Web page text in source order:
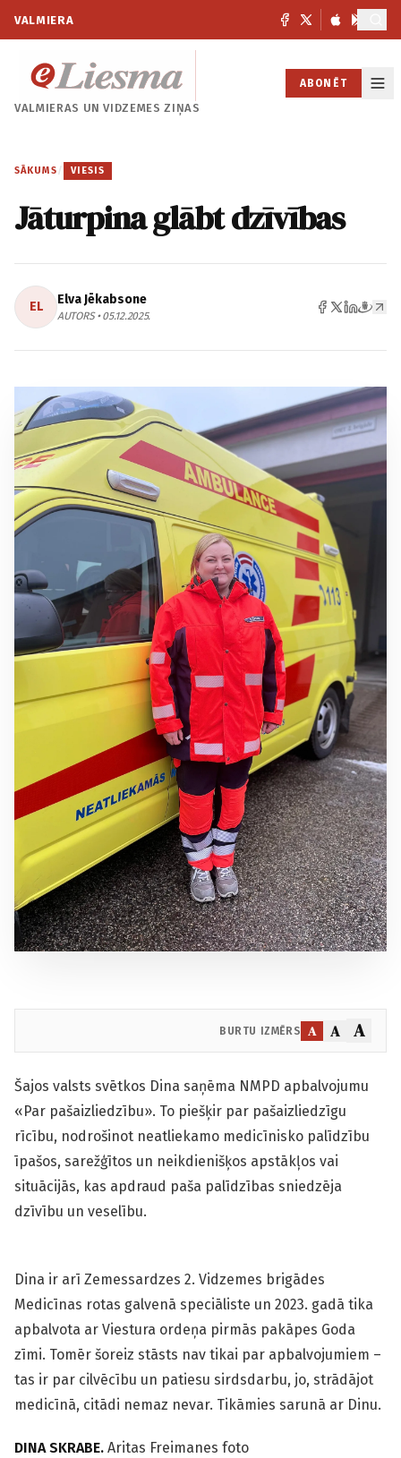
VALMIERA
VALMIERAS UNVIDZEMES ZIŅAS
ABONĒT
SĀKUMS / VIESIS
Jāturpina glābt dzīvības
EL Elva Jēkabsone
AUTORS • 05.12.2025.
BURTU IZMĒRS A A A
Šajos valsts svētkos Dina saņēma NMPD apbalvojumu
«Par pašaizliedzību». To piešķir par pašaizliedzīgu
rīcību, nodrošinot neatliekamo medicīnisko palīdzību
īpašos, sarežģītos un neikdienišķos apstākļos vai
situācijās, kas apdraud paša palīdzības sniedzēja
dzīvību un veselību.
Dina ir arī Zemessardzes 2. Vidzemes brigādes
Medicīnas rotas galvenā speciāliste un 2023. gadā tika
apbalvota ar Viestura ordeņa pirmās pakāpes Goda
zīmi. Tomēr šoreiz stāsts nav tikai par apbalvojumiem –
tas ir par cilvēcību un patiesu sirdsdarbu, jo, strādājot
medicīnā, citādi nemaz nevar. Tikāmies sarunā ar Dinu.
DINA SKRABE. Aritas Freimanes foto